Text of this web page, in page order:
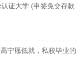
证大学 (申签免交存款
宁愿低就，私校毕业的